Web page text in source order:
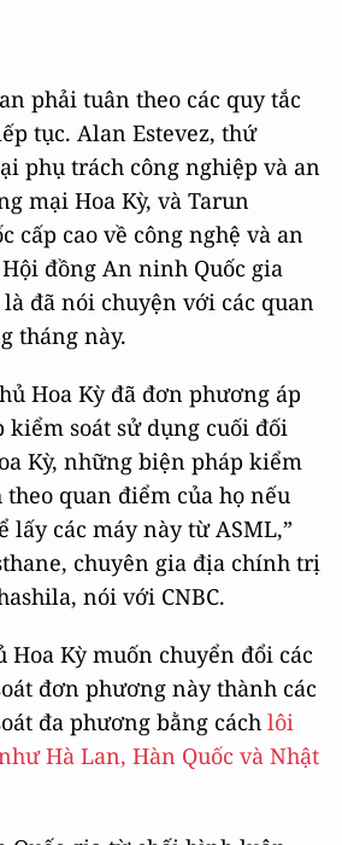
phải tuân theo các quy tắc
tục. Alan Estevez, thứ
phụ trách công nghiệp và an
mại Hoa Kỳ, và Tarun
cấp cao về công nghệ và an
đồng An ninh Quốc gia
là đã nói chuyện với các quan
tháng này.
Hoa Kỳ đã đơn phương áp
kiểm soát sử dụng cuối đối
Kỳ, những biện pháp kiểm
theo quan điểm của họ nếu
lấy các máy này từ ASML,”
chuyên gia địa chính trị
nói với CNBC.
Hoa Kỳ muốn chuyển đổi các
đơn phương này thành các
đa phương bằng cách lôi
Hà Lan, Hàn Quốc và Nhật